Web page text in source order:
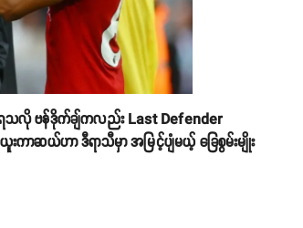
ရသလို ‌ဗန်ဒိုက်ချ်ကလည်း Last Defender
ဆယ်ဟာ ဒီရာသီမှာ အမြင့်ပျံမယ့် ခြေစွမ်းမျိုး